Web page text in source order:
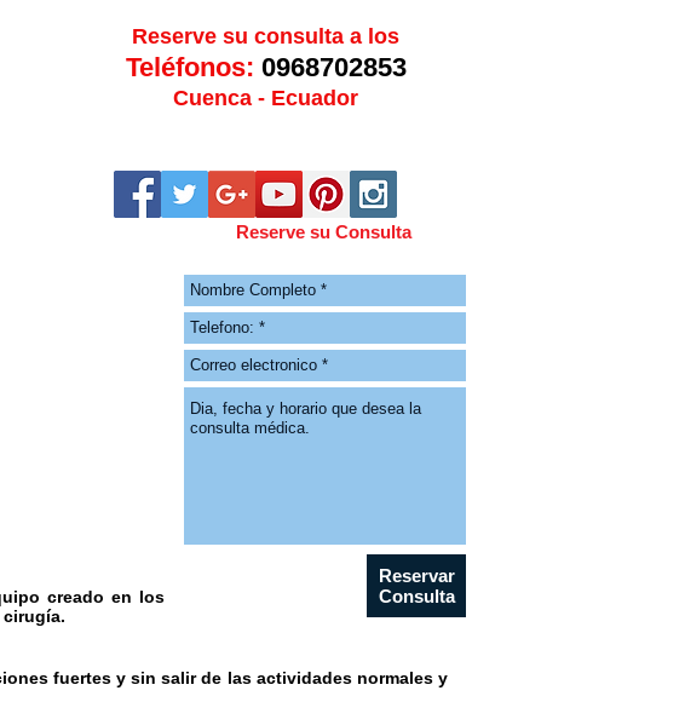
Reserve su consulta a los
Teléfonos: 0968702853
Cuenca - Ecuador
creado en los
cirugía.
Reserve su Consulta
fuertes y sin salir de las actividades normales y
Reservar
Consulta